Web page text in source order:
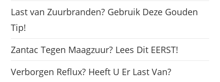
Last van Zuurbranden? Gebruik Deze Gouden
Tip!
Zantac Tegen Maagzuur? Lees Dit EERST!
Verborgen Reflux? Heeft U Er Last Van?